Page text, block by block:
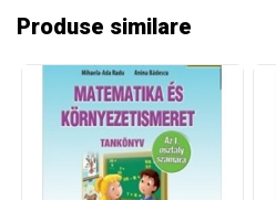
Produse similare